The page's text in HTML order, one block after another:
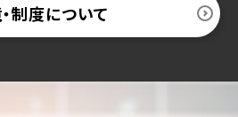
制度について